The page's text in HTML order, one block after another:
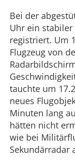
Bei der
Uhr ein
registriert. Um
Flugzeug von
tauchte um
neues
Minuten lang
hätten nicht
wie bei
Sekundärradar